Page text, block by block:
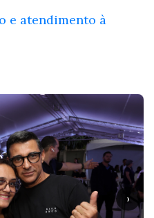
e atendimento à
›